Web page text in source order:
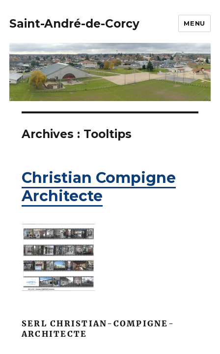
Saint-André-de-Corcy MENU
Archives : Tooltips
Christian Compigne
Architecte
SERL CHRISTIAN-COMPIGNE-
ARCHITECTE